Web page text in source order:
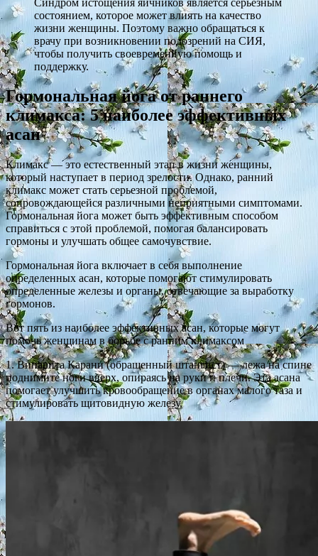
состоянием, которое может влиять на качество
жизни женщины. Поэтому важно обращаться к
врачу при возникновении подозрений на СИЯ,
чтобы получить своевременную помощь и
поддержку.
Гормональная йога от раннего
климакса: 5 наиболее эффективных
асан
Климакс — это естественный этап в жизни женщины,
который наступает в период зрелости. Однако, ранний
климакс может стать серьезной проблемой,
сопровождающейся различными неприятными симптомами.
Гормональная йога может быть эффективным способом
справиться с этой проблемой, помогая балансировать
гормоны и улучшать общее самочувствие.
Гормональная йога включает в себя выполнение
определенных асан, которые помогают стимулировать
определенные железы и органы, отвечающие за выработку
гормонов.
Вот пять из наиболее эффективных асан, которые могут
помочь женщинам в борьбе с ранним климаксом
1. Випарита Карани (обращенный штангист) — лежа на спине
поднимите ноги вверх, опираясь на руки и плечи. Эта асана
помогает улучшить кровообращение в органах малого таза и
стимулировать щитовидную железу.